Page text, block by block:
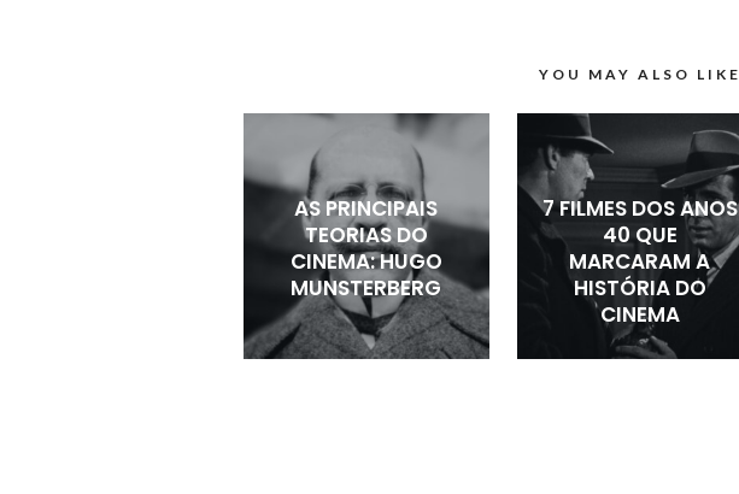
YOU MAY ALSO LIKE
AS PRINCIPAIS
TEORIAS DO
CINEMA: HUGO
MUNSTERBERG
7 FILMES DOS ANOS
40 QUE
MARCARAM A
HISTÓRIA DO
CINEMA